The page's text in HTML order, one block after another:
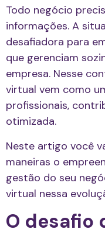
Todo negócio
informações. A
desafiadora para
que gerenciam
empresa. Nesse
virtual vem como
profissionais,
otimizada.
Neste artigo você
maneiras o
gestão do seu
virtual nessa
O desafio